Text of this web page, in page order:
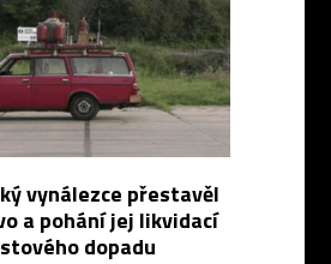
vynálezce přestavěl
a pohání jej likvidací
dopadu